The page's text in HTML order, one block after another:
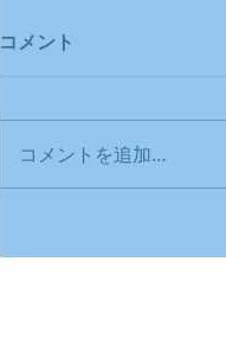
コメント
コメントを追加…